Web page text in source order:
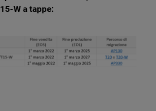
W a tappe: